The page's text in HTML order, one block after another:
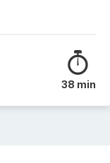
38 min